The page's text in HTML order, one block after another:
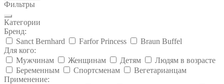
Фильтры
Категории
Бренд:
Sanct Bernhard
Farfor Princess
Braun Buffel
Для кого:
Мужчинам
Женщинам Детям
Людям в возрасте
Беременным
Спортсменам
Вегетарианцам
Применение: